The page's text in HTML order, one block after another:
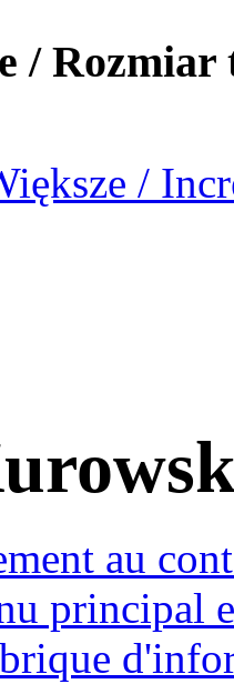
/ Rozmiar
/
au
principal